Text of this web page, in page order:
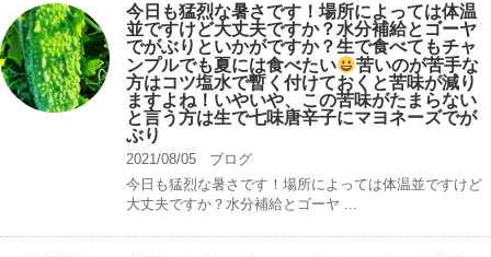
今日も猛烈な暑さです！場所によっては体温
並ですけど大丈夫ですか？水分補給とゴーヤ
でがぶりといかがですか？生で食べてもチャ
ンプルでも夏には食べたい
苦いのが苦手な
方はコツ塩水で暫く付けておくと苦味が減り
ますよね！いやいや、この苦味がたまらない
と言う方は生で七味唐辛子にマヨネーズでが
ぶり
2021/08/05
ブログ
今日も猛烈な暑さです！場所によっては体温並ですけど
大丈夫ですか？水分補給とゴーヤ ...